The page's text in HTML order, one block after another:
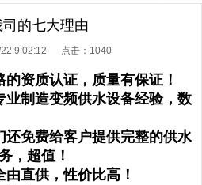
产品疑问解答
订购疑问解答
的七大理由
22 9:02:12 点击： 1040
资质认证，质量有保证！
业制造变频供水设备经验，数
还免费给客户提供完整的供水
，超值！
直供，性价比高！